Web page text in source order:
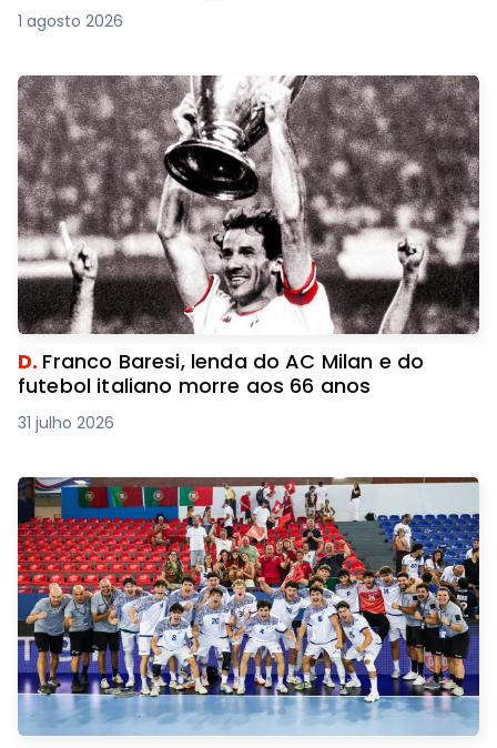
1 agosto 2026
D. Franco Baresi, lenda do AC Milan e do
futebol italiano morre aos 66 anos
31 julho 2026